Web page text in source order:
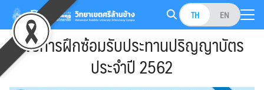
Skip
content
TH EN
Search
for:พิธีการฝึกซ้อมรับประทานปริญญาบัตร
ประจำปี 2562